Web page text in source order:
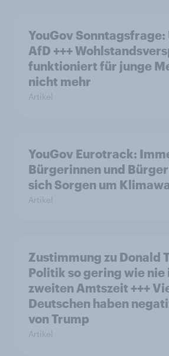
YouGov Sonntagsfrage:
AfD +++
funktioniert für junge
nicht mehr
Artikel
YouGov Eurotrack:
Bürgerinnen und
sich Sorgen um
Artikel
Zustimmung zu Donald
Politik so gering wie nie
zweiten Amtszeit +++
Deutschen haben
von Trump
Artikel